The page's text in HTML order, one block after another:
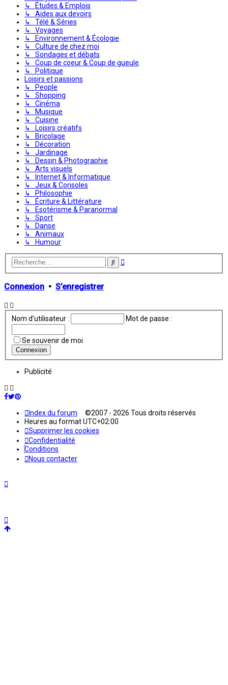
↳ Études & Emplois
↳ Aides aux devoirs
↳ Télé & Séries
↳ Voyages
↳ Environnement & Écologie
↳ Culture de chez moi
↳ Sondages et débats
↳ Coup de coeur & Coup de gueule
↳ Politique
Loisirs et passions
↳ People
↳ Shopping
↳ Cinéma
↳ Musique
↳ Cuisine
↳ Loisirs créatifs
↳ Bricolage
↳ Décoration
↳ Jardinage
↳ Dessin & Photographie
↳ Arts visuels
↳ Internet & Informatique
↳ Jeux & Consoles
↳ Philosophie
↳ Écriture & Littérature
↳ Esotérisme & Paranormal
↳ Sport
↳ Danse
↳ Animaux
↳ Humour
Rechercher
Recherche
Connexion • S’enregistrer
Nom d’utilisateur : Mot de passe :
Se souvenir de moi
Publicité
Index du forum ©2007 - 2026 Tous droits réservés
Heures au formatUTC+02:00
Supprimer les cookies
Confidentialité
Conditions
Nous contacter